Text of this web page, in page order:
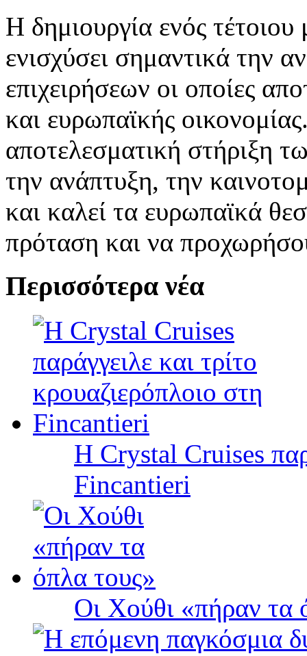
Η δημιουργία ενός
ενισχύσει σημαντικά την
επιχειρήσεων οι οποίες
και ευρωπαϊκής
αποτελεσματική στήριξη
την ανάπτυξη, την
και καλεί τα ευρωπαϊκά
πρόταση και να
Περισσότερα νέα
Η Crystal Cruises
Fincantieri
Οι Χούθι «πήραν τα